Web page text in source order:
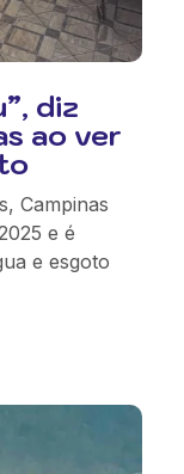
diz
ao ver
Campinas
e é
e esgoto